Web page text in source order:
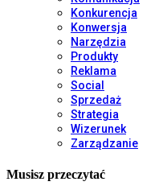
Konkurencja
Konwersja
Narzędzia
Produkty
Reklama
Social
Sprzedaż
Strategia
Wizerunek
Zarządzanie
Musisz przeczytać